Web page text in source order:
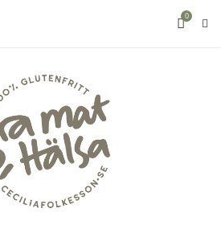
0